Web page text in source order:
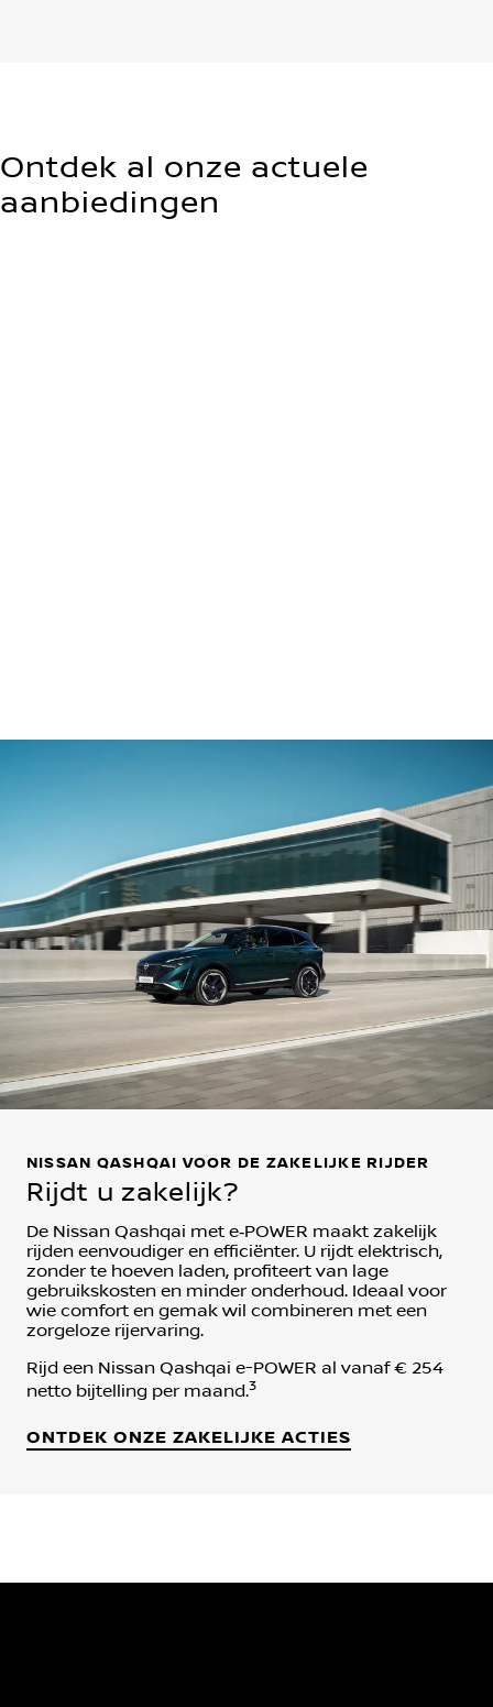
Ontdek al onze actuele
aanbiedingen
NISSAN QASHQAI VOOR DE ZAKELIJKE RIJDER
Rijdt u zakelijk?
De Nissan Qashqai met e‑POWER maakt zakelijk
rijden eenvoudiger en efficiënter. U rijdt elektrisch,
zonder te hoeven laden, profiteert van lage
gebruikskosten en minder onderhoud. Ideaal voor
wie comfort en gemak wil combineren met een
zorgeloze rijervaring.​
Rijd een Nissan Qashqai e-POWER al vanaf€ 254
netto bijtelling per maand.3
ONTDEK ONZE ZAKELIJKE ACTIES